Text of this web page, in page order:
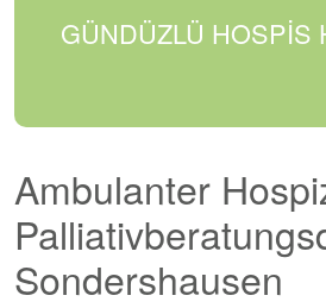
GÜNDÜZLÜ HOSPİS
Ambulanter
Sondershausen